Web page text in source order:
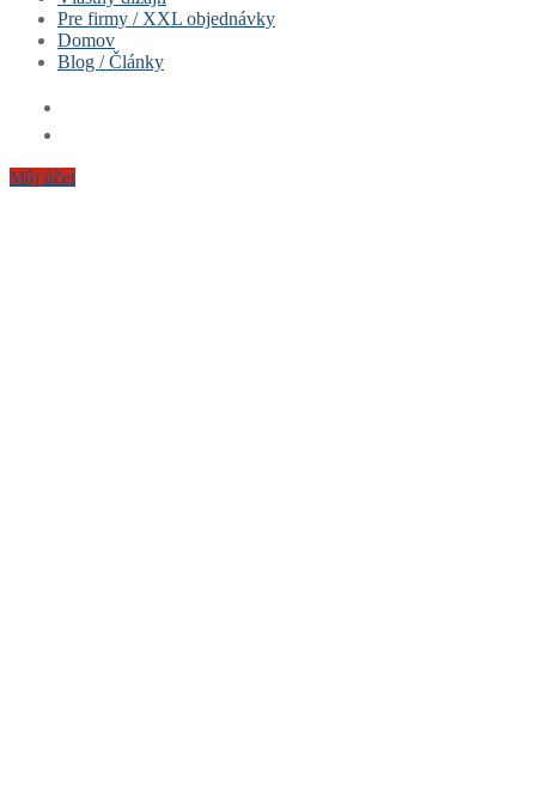
Ženy
Deti
Hrnčeky & Fľašky
Pre firmy / XXL objednávky
Domov
Blog / Články
Môj účet